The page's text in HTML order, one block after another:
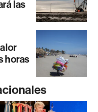
las
horas